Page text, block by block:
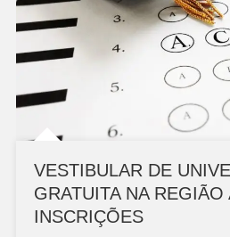
VESTIBULAR DE
GRATUITA NA REGIÃO
INSCRIÇÕES